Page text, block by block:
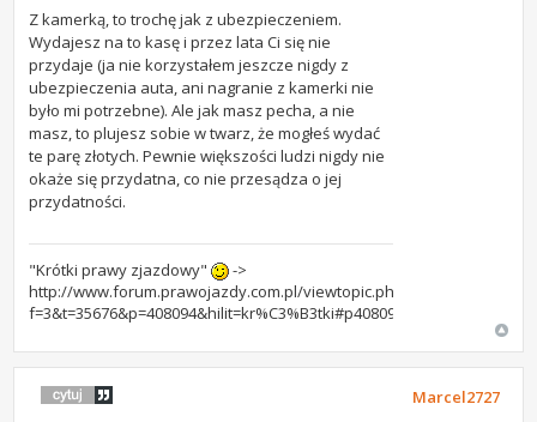
Z kamerką, to trochę jak z ubezpieczeniem.
Wydajesz na to kasę i przez lata Ci się nie
przydaje (ja nie korzystałem jeszcze nigdy z
ubezpieczenia auta, ani nagranie z kamerki nie
było mi potrzebne). Ale jak masz pecha, a nie
masz, to plujesz sobie w twarz, że mogłeś wydać
te parę złotych. Pewnie większości ludzi nigdy nie
okaże się przydatna, co nie przesądza o jej
przydatności.
"Krótki prawy zjazdowy"
->
http://www.forum.prawojazdy.com.pl/viewtopic.php?
f=3&t=35676&p=408094&hilit=kr%C3%B3tki#p408094
Marcel2727